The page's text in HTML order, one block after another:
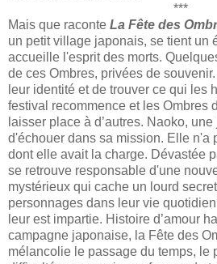
***
Mais que raconte La Fête des
un petit village japonais, se tient un
accueille l'esprit des morts.
de ces Ombres, privées de
leur identité et de trouver ce qui les
festival recommence et les Ombres
laisser place à d’autres. Naoko,
d'échouer dans sa mission. Elle n'a
dont elle avait la charge. Dévastée
se retrouve responsable d'une
mystérieux qui cache un lourd
personnages dans leur vie
leur est impartie. Histoire d’amour
campagne japonaise, la Fête des
mélancolie le passage du temps, le